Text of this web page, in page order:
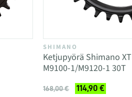
SHIMANO
Ketjupyörä Shimano
M9100-1/M9120-1 30T
168,00 € 114,90 €